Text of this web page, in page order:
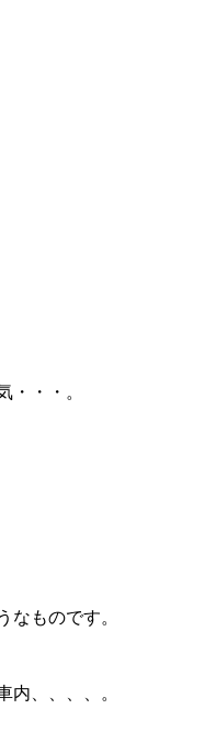
・・・。
なものです。
内、、、、。